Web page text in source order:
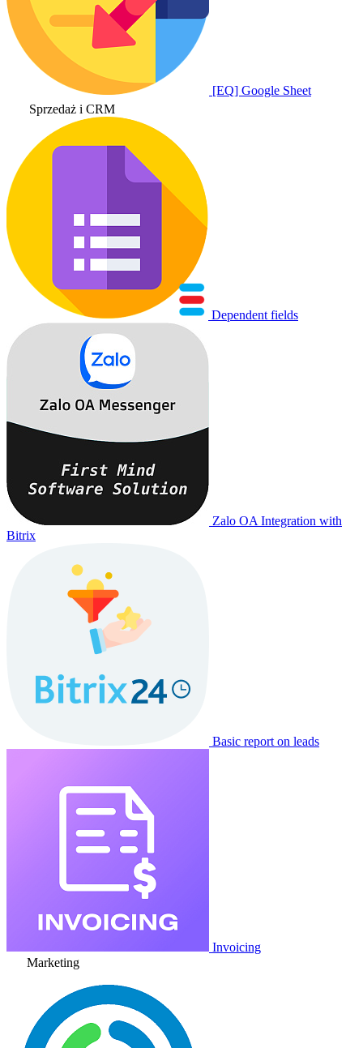
[EQ] Google Sheet
Sprzedaż i CRM
Dependent fields
Zalo OA Integration with
Bitrix
Basic report on leads
Invoicing
Marketing